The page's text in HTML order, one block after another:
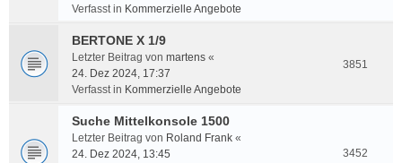
Verfasst in Kommerzielle Angebote
BERTONE X 1/9
Letzter Beitrag von martens «
24. Dez 2024, 17:37
Verfasst in Kommerzielle Angebote
3851
Suche Mittelkonsole 1500
Letzter Beitrag von Roland Frank «
24. Dez 2024, 13:45
3452